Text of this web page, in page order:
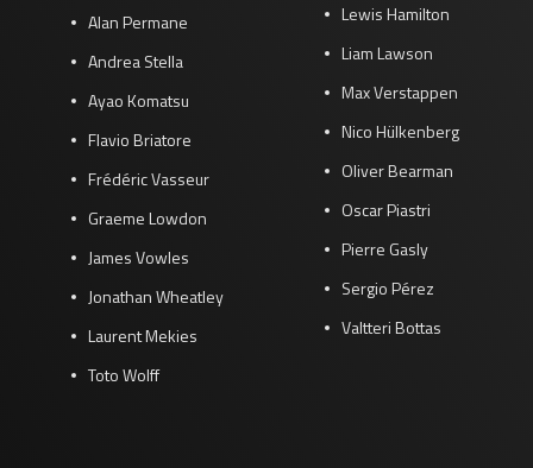
Kwalificatie
za 19:00 - 20:00
zo 17:00 - 19:00
Alan Permane
Andrea Stella
Ayao Komatsu
Flavio Briatore
Frédéric Vasseur
Graeme Lowdon
James Vowles
Jonathan Wheatley
Laurent Mekies
Toto Wolff
Lewis Hamilton
Liam Lawson
Max Verstappen
Nico Hülkenberg
Oliver Bearman
Oscar Piastri
Pierre Gasly
Sergio Pérez
Valtteri Bottas